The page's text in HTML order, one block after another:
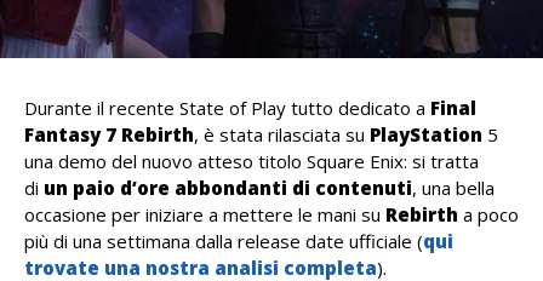
Durante il recente State of Play tutto dedicato a Final
Fantasy 7 Rebirth, è stata rilasciata su PlayStation 5
una demo del nuovo atteso titolo Square Enix: si tratta
di un paio d’ore abbondanti di contenuti, una bella
occasione per iniziare a mettere le mani su Rebirth a poco
più di una settimana dalla release date ufficiale (qui
trovate una nostra analisi completa).